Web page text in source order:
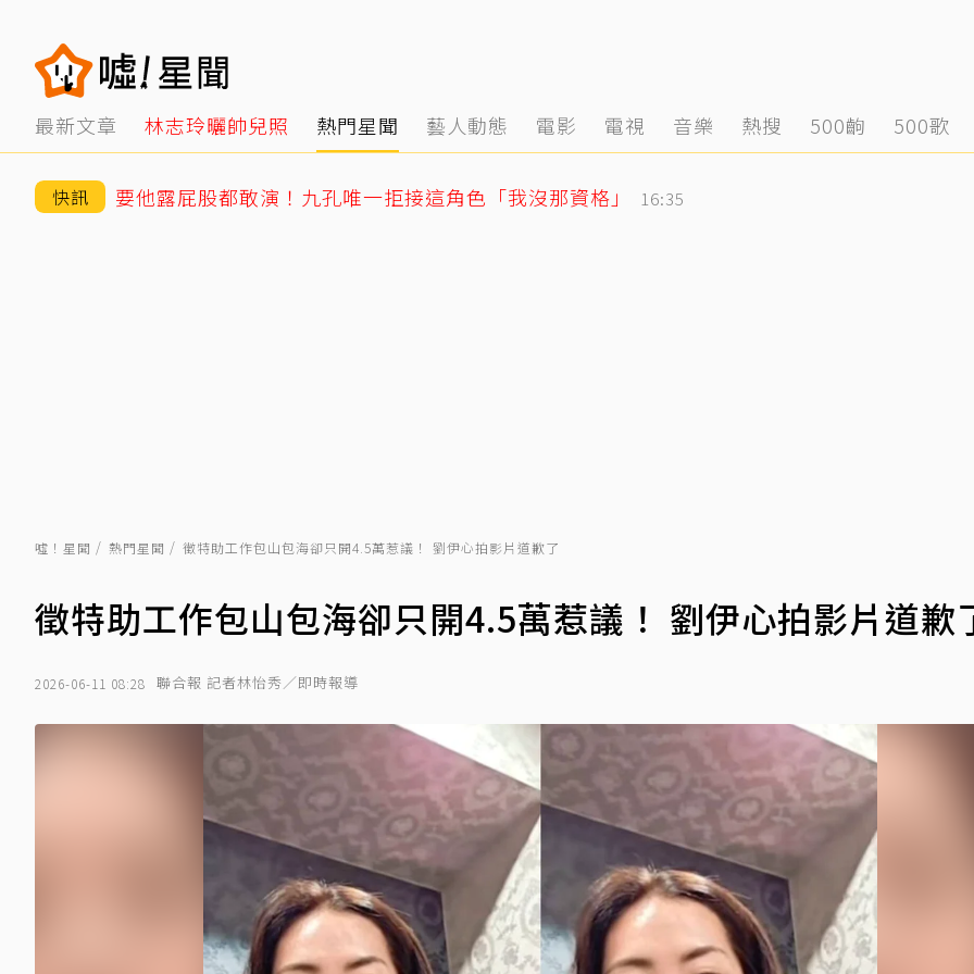
最新文章 林志玲曬帥兒照 熱門星聞 藝人動態 電影 電視 音樂 熱搜 500齣 500歌
快訊 要他露屁股都敢演！九孔唯一拒接這角色「我沒那資格」 16:35
噓！星聞 熱門星聞 徵特助工作包山包海卻只開4.5萬惹議！ 劉伊心拍影片道歉了
徵特助工作包山包海卻只開4.5萬惹議！ 劉伊心拍影片道歉
2026-06-11 08:28 聯合報 記者林怡秀／即時報導